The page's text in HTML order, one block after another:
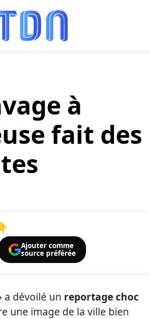
à
fait des
Ajouter comme
source préférée
a dévoilé un reportage choc
une image de la ville bien